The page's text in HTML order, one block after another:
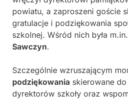
powiatu, a zaproszeni goście
gratulacje i podziękowania
szkolnej. Wśród nich była m.in.
Sawczyn.
Szczególnie wzruszającym
podziękowania skierowane do
dyrektorów szkoły oraz